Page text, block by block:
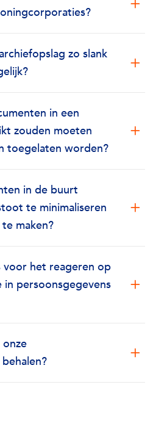
zo slank
in een
zouden moeten
toegelaten worden?
in de buurt
te minimaliseren
maken?
voor het reageren op
in persoonsgegevens